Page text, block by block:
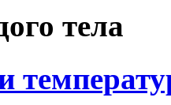
тела